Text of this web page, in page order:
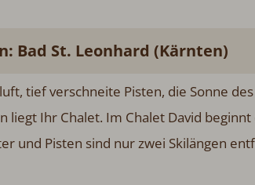
Bad St. Leonhard (Kärnten)
tief verschneite Pisten, die Sonne
liegt Ihr Chalet. Im Chalet David
und Pisten sind nur zwei Skilängen